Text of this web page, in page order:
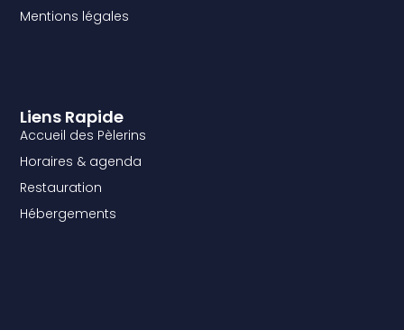
Mentions légales
Liens Rapide
Accueil des Pèlerins
Horaires & agenda
Restauration
Hébergements